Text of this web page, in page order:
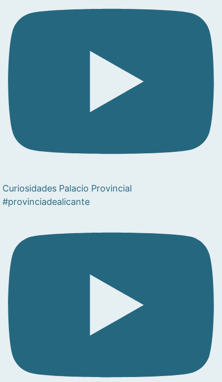
Curiosidades Palacio Provincial
#provinciadealicante